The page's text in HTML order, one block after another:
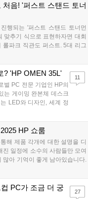
시장에서 AI는 단순한 성능 향
학습하고 개인화된 환경을 조
AI는 게임 설정 최적화 뿐 아니
형 경험을 제공하게 될 것"이라
음! '퍼스트 스탠드 토너
행되는 '퍼스트 스탠드 토너먼
맞추기 식으로 표현하자면 대회
롤파크 직관도 퍼스트. 5대 리그
경기다 보니 현장에서 보는 맛
듯한 느낌을 많이 받았습니다.
숙할 만한 HP OMEN, 레드불
요....
? 'HP OMEN 35L'
벌 PC 전문 기업인 HP의
는 게이밍 완본체 데스크
LED와 디자인, 세계 정
적화로 써본 사람들은
OMEN PC로 경기에
11
HP 쇼룸
해 제품 각개에 대한 설명을 디
일정에 소수의 사람들만 모여
많아 기억이 좋게 남아있습니다.
고요. 미국 라스베이거스 Aria
PC가 조금 더 궁
27